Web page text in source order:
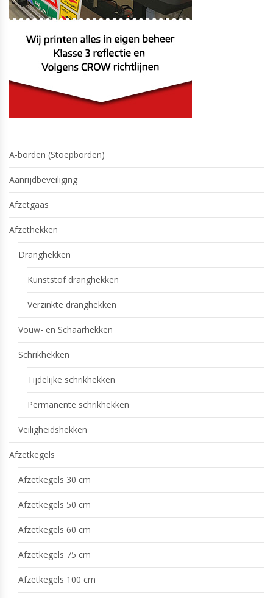
A-borden (Stoepborden)
Aanrijdbeveiliging
Afzetgaas
Afzethekken
Dranghekken
Kunststof dranghekken
Verzinkte dranghekken
Vouw- en Schaarhekken
Schrikhekken
Tijdelijke schrikhekken
Permanente schrikhekken
Veiligheidshekken
Afzetkegels
Afzetkegels 30 cm
Afzetkegels 50 cm
Afzetkegels 60 cm
Afzetkegels 75 cm
Afzetkegels 100 cm